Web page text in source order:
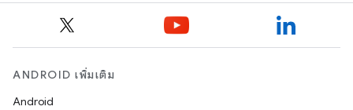
ANDROID เพิ่มเติม
Android